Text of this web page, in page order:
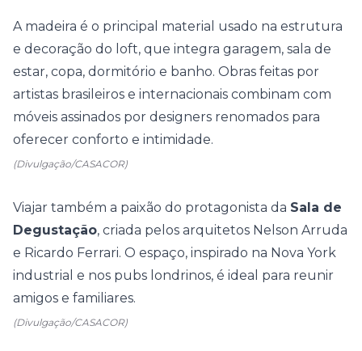
A madeira é o principal material usado na estrutura
e decoração do loft, que integra garagem, sala de
estar, copa, dormitório e banho. Obras feitas por
artistas brasileiros e internacionais combinam com
móveis assinados por designers renomados para
oferecer conforto e intimidade.
(Divulgação/CASACOR)
Viajar também a paixão do protagonista da Sala de
Degustação, criada pelos arquitetos Nelson Arruda
e Ricardo Ferrari. O espaço, inspirado na Nova York
industrial e nos pubs londrinos, é ideal para reunir
amigos e familiares.
(Divulgação/CASACOR)